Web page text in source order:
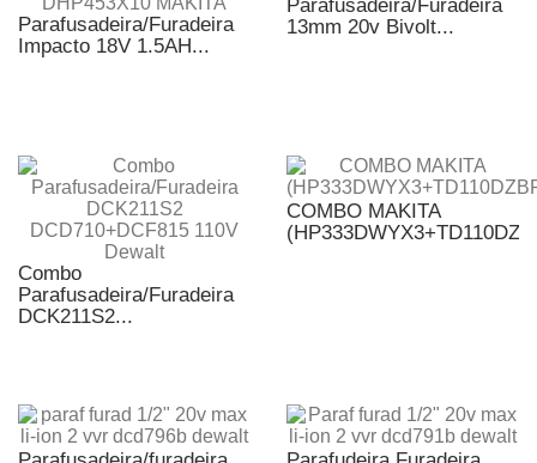
Parafusadeira/Furadeira
Impacto 18V 1.5AH...
Parafusadeira/Furadeira
13mm 20v Bivolt...
Combo
Parafusadeira/Furadeira
DCK211S2...
COMBO MAKITA